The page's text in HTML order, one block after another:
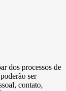
dos processos de
ser
contato,